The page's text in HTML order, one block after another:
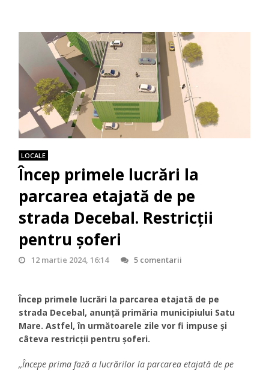
LOCALE
Încep primele lucrări la
parcarea etajată de pe
strada Decebal. Restricții
pentru șoferi
12 martie 2024, 16:14 5 comentarii
Încep primele lucrări la parcarea etajată de pe
strada Decebal, anunță primăria municipiului Satu
Mare. Astfel, în următoarele zile vor fi impuse și
câteva restricții pentru șoferi.
,,Începe prima fază a lucrărilor la parcarea etajată de pe